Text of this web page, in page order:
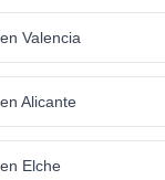
Valencia
Alicante
Elche